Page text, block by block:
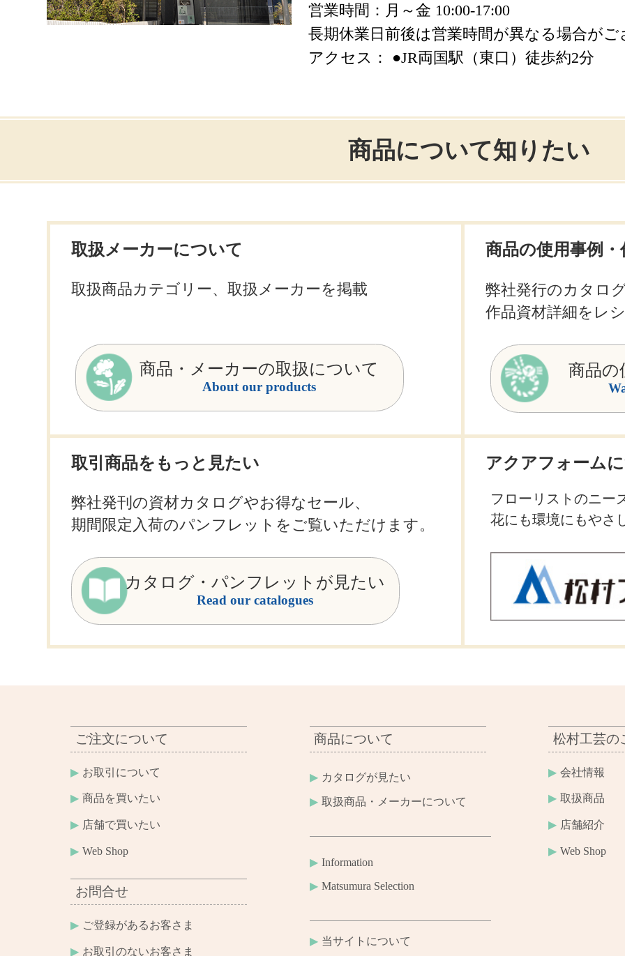
営業時間：月～金 10:00-17:00
長期休業日前後は営業時間が異なる場合が
アクセス： ●JR両国駅（東口）徒歩約2分
商品について知りたい
取扱メーカーについて
取扱商品カテゴリー、取扱メーカーを掲載
商品・メーカーの取扱について
About our products
商品の使用事例
弊社発行のカタロ
作品資材詳細をレ
商品の
取引商品をもっと見たい
弊社発刊の資材カタログやお得なセール、
期間限定入荷のパンフレットをご覧いただけます。
カタログ・パンフレットが見たい
Read our catalogues
アクアフォーム
フローリストのニー
花にも環境にもやさ
ご注文について
お取引について
商品を買いたい
店舗で買いたい
Web Shop
お問合せ
ご登録があるお客さま
お取引のないお客さま
商品について
カタログが見たい
取扱商品・メーカーについて
Information
Matsumura Selection
当サイトについて
松村工芸の
会社情報
取扱商品
店舗紹介
Web Shop